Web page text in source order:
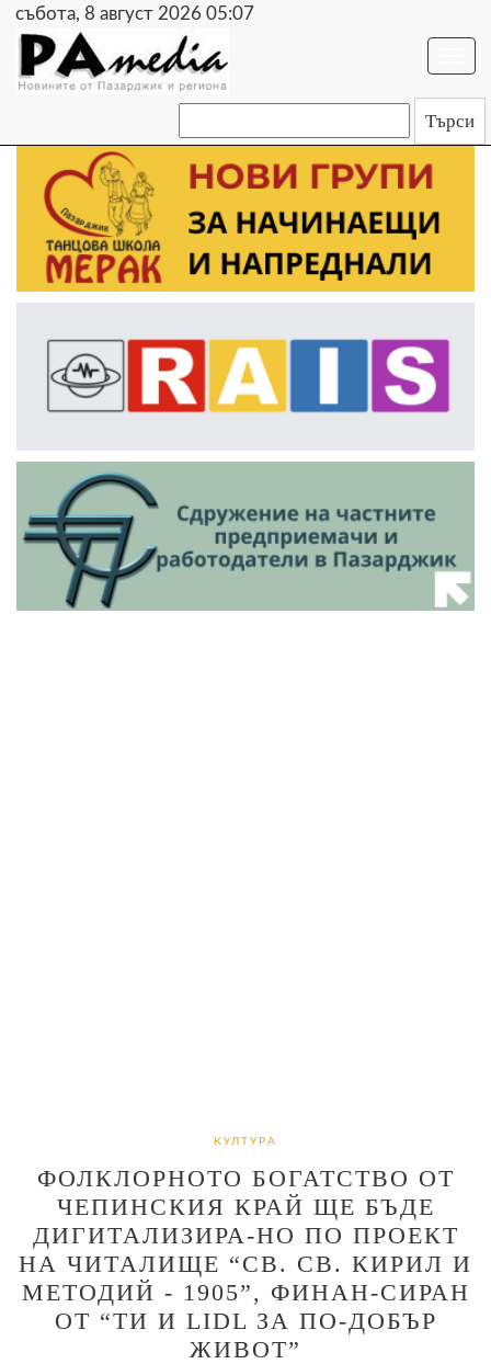
събота, 8 август 2026 05:07
КУЛТУРА
ФОЛКЛОРНОТО БОГАТСТВО ОТ
ЧЕПИНСКИЯ КРАЙ ЩЕ БЪДЕ
ДИГИТАЛИЗИРА-НО ПО ПРОЕКТ
НА ЧИТАЛИЩЕ “СВ. СВ. КИРИЛ И
МЕТОДИЙ - 1905”, ФИНАН-СИРАН
ОТ “ТИ И LIDL ЗА ПО-ДОБЪР
ЖИВОТ”